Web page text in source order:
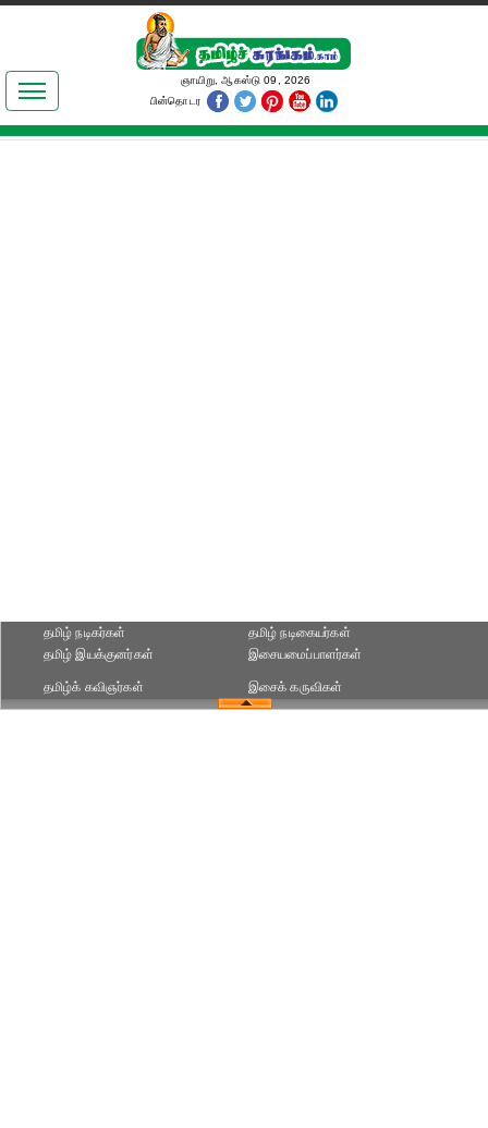
இலக்கியங்கள்
தமிழ் உலகம்
ஞாயிறு, ஆகஸ்டு 09, 2026
பின்தொடர
தமிழ் நடிகர்கள்
தமிழ் நடிகையர்கள்
தமிழ் இயக்குனர்கள்
இசையமைப்பாளர்கள்
தமிழ்க் கவிஞர்கள் இசைக் கருவிகள்